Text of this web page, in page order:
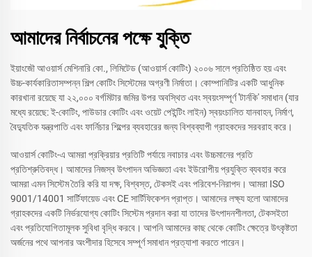
আমাদের নির্বাচনের পক্ষে যুক্তি
ইয়াংজৌ আওয়ার্স মেশিনারি কো., লিমিটেড (আওয়ার্স কোটিং) ২০০৬ সালে প্রতিষ্ঠিত হয় এবং
উচ্চ-কার্যকারিতাসম্পন্ন শিল্প কোটিং সিস্টেমের অগ্রণী নির্মাতা। কোম্পানিটির একটি আধুনিক
কারখানা রয়েছে যা ২২,০০০ বর্গমিটার জমির উপর অবস্থিত এবং স্বয়ংসম্পূর্ণ 'টার্নকি' সমাধান (যার
মধ্যে রয়েছে: ই-কোটিং, পাউডার কোটিং এবং ওয়েট পেইন্টিং লাইন) স্বয়ংচালিত যানবাহন, নির্মাণ,
বৈদ্যুতিক যন্ত্রপাতি এবং ফার্নিচার শিল্পের ব্যবহারের জন্য বিশ্বব্যাপী গ্রাহকদের সরবরাহ করে।
আওয়ার্স কোটিং-এ আমরা প্রক্রিয়ার প্রতিটি পর্যায়ে নবাচার এবং উচ্চমানের প্রতি
প্রতিশ্রুতিবদ্ধ। আমাদের নিজস্ব উৎপাদন অভিজ্ঞতা এবং ইউরোপীয় প্রযুক্তি ব্যবহার করে
আমরা এমন সিস্টেম তৈরি করি যা দক্ষ, বিশ্বস্ত, টেকসই এবং পরিবেশ-নিরাপদ। আমরা ISO
9001/14001 সার্টিফায়েড এবং CE সার্টিফিকেশন প্রাপ্ত। আমাদের লক্ষ্য হলো আমাদের
গ্রাহকদের একটি নির্ভরযোগ্য কোটিং সিস্টেম প্রদান করা যা তাদের উৎপাদনশীলতা, টেকসইতা
এবং প্রতিযোগিতামূলক সুবিধা বৃদ্ধি করবে। আপনি আমাদের কাছ থেকে কোটিং ক্ষেত্রে উৎকৃষ্টতা
অর্জনের পথে আপনার অংশীদার হিসেবে সম্পূর্ণ সমাধান প্রত্যাশা করতে পারেন।